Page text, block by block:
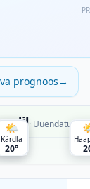
prognoos→
· Uuendatud
linnades ,
19°
🌤
Kärdla
20°